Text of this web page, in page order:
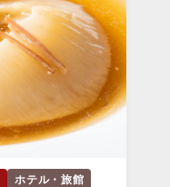
ホテル・旅館